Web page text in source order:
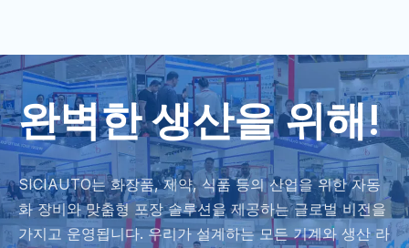
완벽한 생산을 위해!
SICIAUTO는 화장품, 제약, 식품 등의 산업을 위한 자동
화 장비와 맞춤형 포장 솔루션을 제공하는 글로벌 비전을
가지고 운영됩니다. 우리가 설계하는 모든 기계와 생산 라